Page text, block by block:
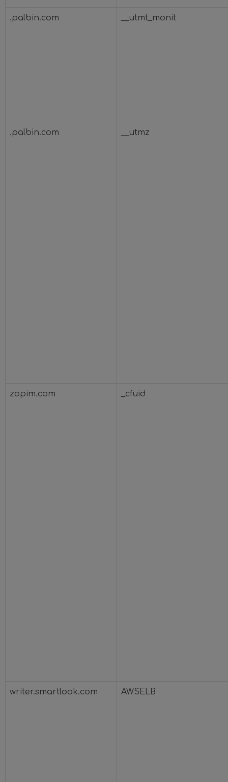
.palbin.com __utmt_monit
.palbin.com __utmz
zopim.com _cfuid
writer.smartlook.com AWSELB